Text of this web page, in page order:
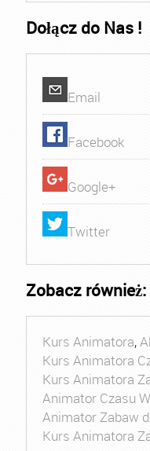
Dołącz do Nas !
Email
Facebook
Google+
Twitter
Zobacz również:
Kurs Animatora,
Kurs Animatora
Kurs Animatora
Animator Czasu
Animator Zabaw
Kurs Animatora